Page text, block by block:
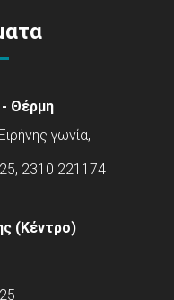
- Θέρμη
γωνία,
2310 221174
(Κέντρο)